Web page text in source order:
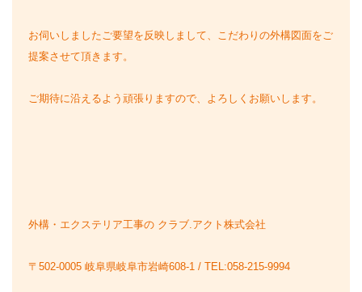
お伺いしましたご要望を反映しまして、こだわりの外構図面をご
提案させて頂きます。
ご期待に沿えるよう頑張りますので、よろしくお願いします。
外構・エクステリア工事の クラブ.アクト株式会社
〒502-0005 岐阜県岐阜市岩崎608-1 / TEL:058-215-9994